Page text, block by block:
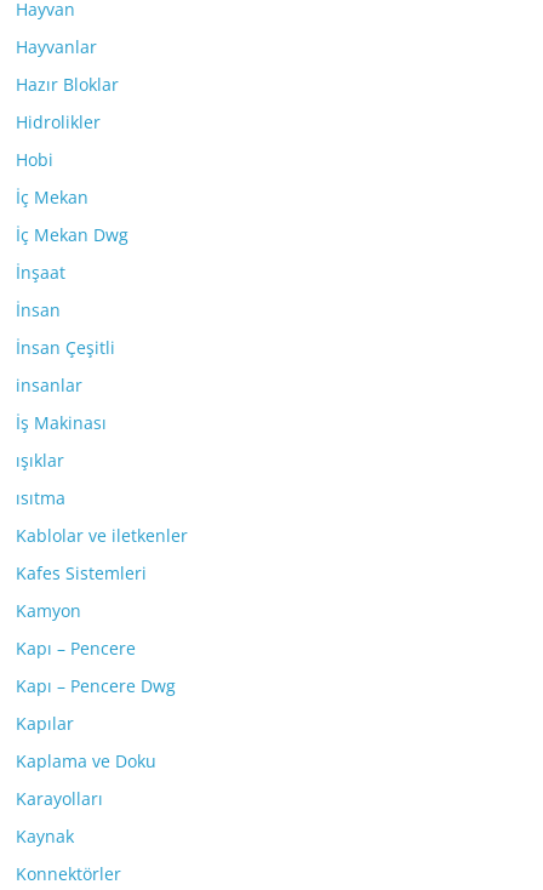
Hayvan
Hayvanlar
Hazır Bloklar
Hidrolikler
Hobi
İç Mekan
İç Mekan Dwg
İnşaat
İnsan
İnsan Çeşitli
insanlar
İş Makinası
ışıklar
ısıtma
Kablolar ve iletkenler
Kafes Sistemleri
Kamyon
Kapı – Pencere
Kapı – Pencere Dwg
Kapılar
Kaplama ve Doku
Karayolları
Kaynak
Konnektörler